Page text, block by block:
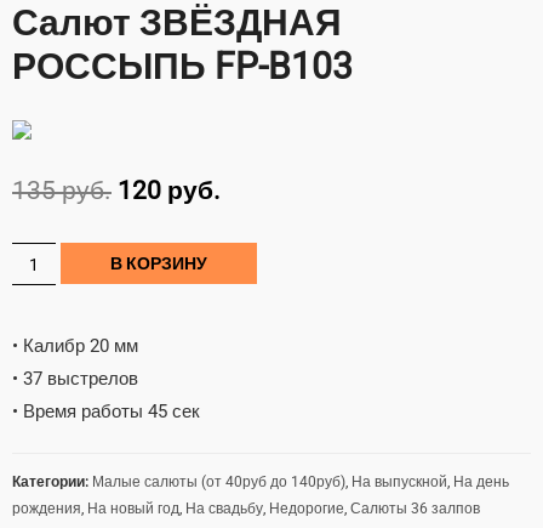
Салют ЗВЁЗДНАЯ
РОССЫПЬ FP-B103
135руб. 120 руб.
В КОРЗИНУ
• Калибр 20 мм
• 37 выстрелов
• Время работы 45 сек
Категории: Малые салюты (от 40руб до 140руб), На выпускной, На день
рождения, На новый год, На свадьбу, Недорогие, Салюты 36 залпов